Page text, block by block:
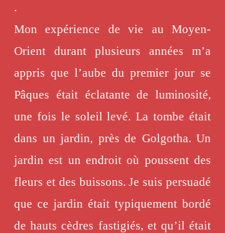
.
Mon expérience de vie au Moyen-
Orient durant plusieurs années m’a
appris que l’aube du premier jour se
Pâques était éclatante de luminosité,
une fois le soleil levé. La tombe était
dans un jardin, près de Golgotha. Un
jardin est un endroit où poussent des
fleurs et des buissons. Je suis persuadé
que ce jardin était typiquement bordé
de hauts cèdres fastigiés, et qu’il était